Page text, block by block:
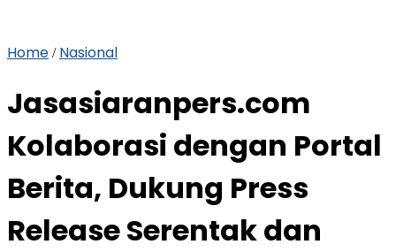
Home / Nasional
Jasasiaranpers.com
Kolaborasi dengan Portal
Berita, Dukung Press
Release Serentak dan